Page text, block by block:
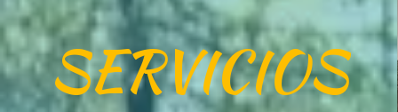
SERVICIOS